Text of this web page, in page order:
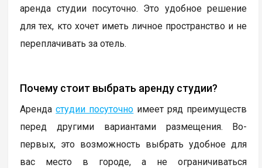
аренда студии посуточно. Это удобное решение
для тех, кто хочет иметь личное пространство и не
переплачивать за отель.
Почему стоит выбрать аренду студии?
Арендастудии посуточно имеет ряд преимуществ
перед другими вариантами размещения. Во-
первых, это возможность выбрать удобное для
вас место в городе, а не ограничиваться